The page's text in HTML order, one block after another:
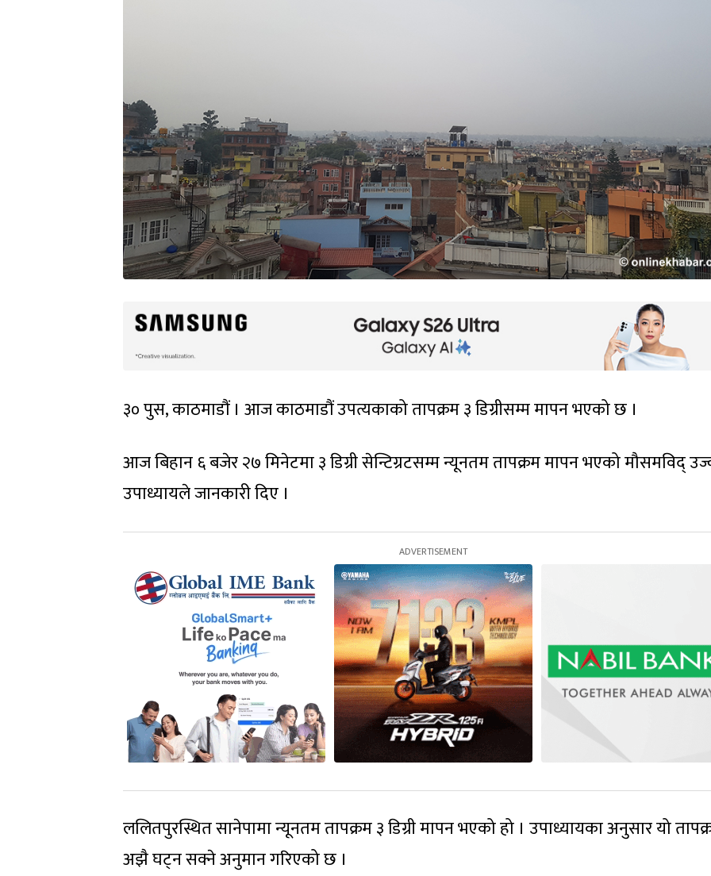
३० पुस, काठमाडौं । आज काठमाडौं उपत्यकाको तापक्रम ३ डिग्रीसम्म मापन भएको छ ।
आज बिहान ६ बजेर २७ मिनेटमा ३ डिग्री सेन्टिग्रटसम्म न्यूनतम तापक्रम मापन भएको मौसमविद्
उपाध्यायले जानकारी दिए ।
ललितपुरस्थित सानेपामा न्यूनतम तापक्रम ३ डिग्री मापन भएको हो । उपाध्यायका अनुसार यो
अझै घट्न सक्ने अनुमान गरिएको छ ।